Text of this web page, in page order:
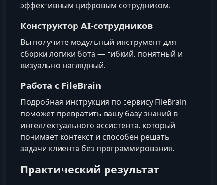
эффективным цифровым сотрудником.
Конструктор AI-сотрудников
Вы получите модульный инструмент для
сборки логики бота — гибкий, понятный и
визуально наглядный.
Работа с FileBrain
Подробная инструкция по сервису FileBrain
поможет превратить вашу базу знаний в
интеллектуального ассистента, который
понимает контекст и способен решать
задачи клиента без программирования.
Практический результат